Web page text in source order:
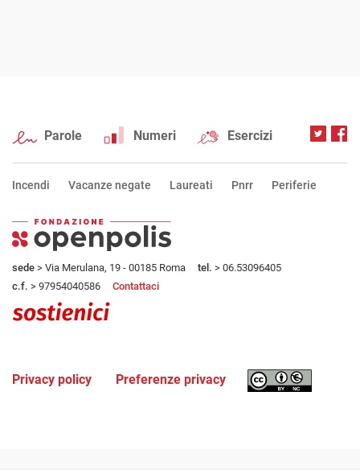
Parole Numeri Esercizi
Incendi Vacanze negate Laureati Pnrr Periferie
sede > Via Merulana, 19 - 00185 Roma tel. > 06.53096405
c.f. > 97954040586 Contattaci
Privacy policy Preferenze privacy